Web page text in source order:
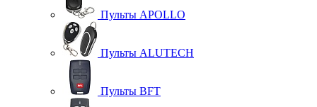
Пульты APOLLO
Пульты ALUTECH
Пульты BFT